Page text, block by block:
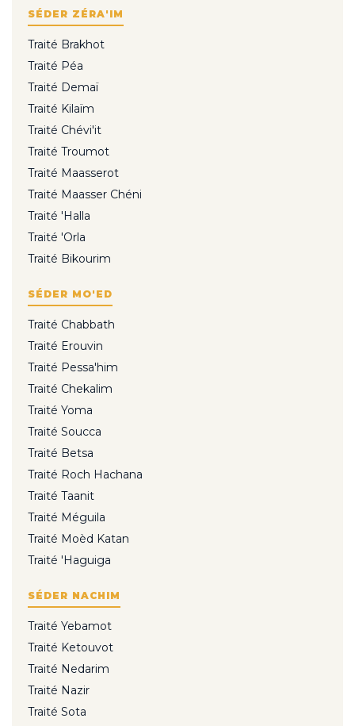
SÉDER ZÉRA'IM
Traité Brakhot
Traité Péa
Traité Demaï
Traité Kilaïm
Traité Chévi'it
Traité Troumot
Traité Maasserot
Traité Maasser Chéni
Traité 'Halla
Traité 'Orla
Traité Bikourim
SÉDER MO'ED
Traité Chabbath
Traité Erouvin
Traité Pessa'him
Traité Chekalim
Traité Yoma
Traité Soucca
Traité Betsa
Traité Roch Hachana
Traité Taanit
Traité Méguila
Traité Moèd Katan
Traité 'Haguiga
SÉDER NACHIM
Traité Yebamot
Traité Ketouvot
Traité Nedarim
Traité Nazir
Traité Sota